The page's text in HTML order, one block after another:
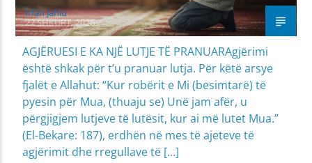
Irfan Jahiu
27 SHKURT, 2026
AGJËRUESI E KA NJË LUTJE TË PRANUARAgjërimi
është shkak për t’u pranuar lutja. Për këtë arsye
fjalët e Allahut: “Kur robërit e Mi (besimtarë) të
pyesin për Mua, (thuaju se) Unë jam afër, u
përgjigjem lutjeve të lutësit, kur ai më lutet Mua.”
(El-Bekare: 187), erdhën në mes të ajeteve të
agjërimit dhe rregullave të […]